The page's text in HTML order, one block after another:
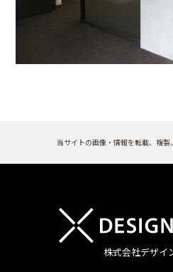
当サイトの画像・情報を転載、複製
株式会社デザイ